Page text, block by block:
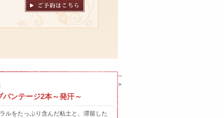
バンテージ2本～発汗～
ルをたっぷり含んだ粘土と、滞留した
--
>